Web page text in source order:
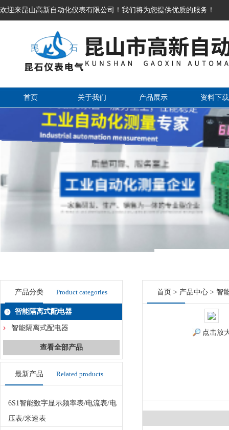
欢迎来昆山高新自动化仪表有限公司！我们将为您提供优质的服务！
首页 关于我们 产品展示 资料下载
产品分类 Product categories
智能隔离式配电器
智能隔离式配电器
查看全部产品
最新产品 Related products
6S1智能数字显示频率表/电流表/电
压表/米速表
首页 > 产品中心 > 智
点击放